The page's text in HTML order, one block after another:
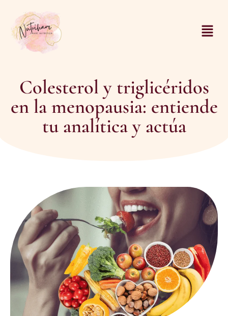
Colesterol y triglicéridos
en la menopausia: entiende
tu analítica y actúa